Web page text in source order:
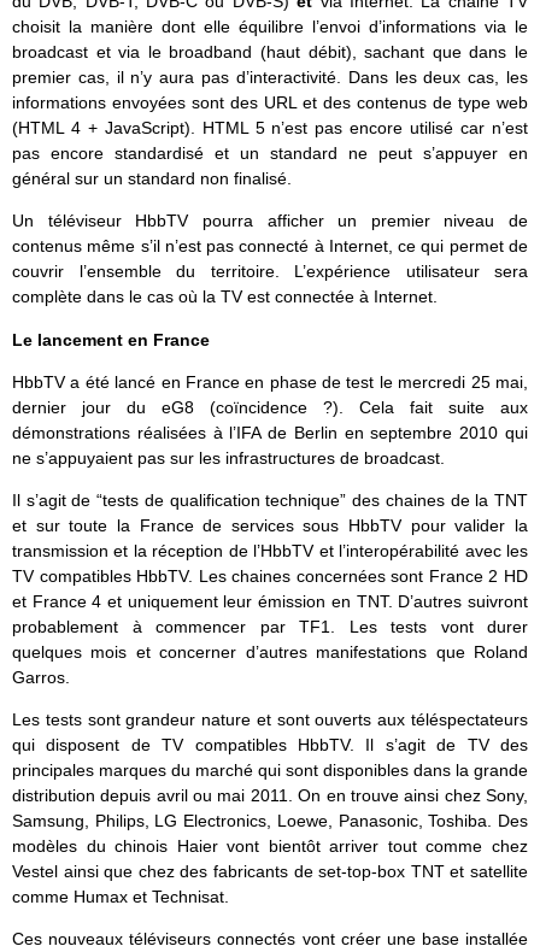
choisit la manière dont elle équilibre l’envoi d’informations via le
broadcast et via le broadband (haut débit), sachant que dans le
premier cas, il n’y aura pas d’interactivité. Dans les deux cas, les
informations envoyées sont des URL et des contenus de type web
(HTML 4 + JavaScript). HTML 5 n’est pas encore utilisé car n’est
pas encore standardisé et un standard ne peut s’appuyer en
général sur un standard non finalisé.
Un téléviseur HbbTV pourra afficher un premier niveau de
contenus même s’il n’est pas connecté à Internet, ce qui permet de
couvrir l’ensemble du territoire. L’expérience utilisateur sera
complète dans le cas où la TV est connectée à Internet.
Le lancement en France
HbbTV a été lancé en France en phase de test le mercredi 25 mai,
dernier jour du eG8 (coïncidence ?). Cela fait suite aux
démonstrations réalisées à l’IFA de Berlin en septembre 2010 qui
ne s’appuyaient pas sur les infrastructures de broadcast.
Il s’agit de “tests de qualification technique” des chaines de la TNT
et sur toute la France de services sous HbbTV pour valider la
transmission et la réception de l’HbbTV et l’interopérabilité avec les
TV compatibles HbbTV. Les chaines concernées sont France 2 HD
et France 4 et uniquement leur émission en TNT. D’autres suivront
probablement à commencer par TF1. Les tests vont durer
quelques mois et concerner d’autres manifestations que Roland
Garros.
Les tests sont grandeur nature et sont ouverts aux téléspectateurs
qui disposent de TV compatibles HbbTV. Il s’agit de TV des
principales marques du marché qui sont disponibles dans la grande
distribution depuis avril ou mai 2011. On en trouve ainsi chez Sony,
Samsung, Philips, LG Electronics, Loewe, Panasonic, Toshiba. Des
modèles du chinois Haier vont bientôt arriver tout comme chez
Vestel ainsi que chez des fabricants de set-top-box TNT et satellite
comme Humax et Technisat.
Ces nouveaux téléviseurs connectés vont créer une base installée